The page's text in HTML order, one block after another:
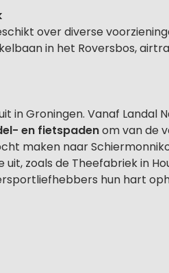
over diverse
in het Roversbos,
in Groningen. Vanaf
en fietspadenom van de
maken naar
zoals de Theefabriek in
hun hart